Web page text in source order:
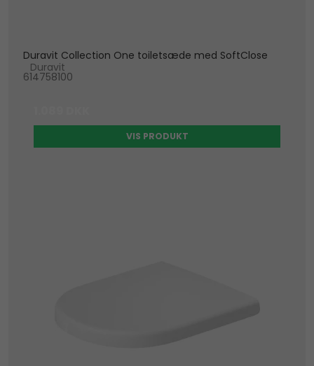
Duravit Collection One toiletsæde med SoftClose
Duravit
614758100
VIS PRODUKT